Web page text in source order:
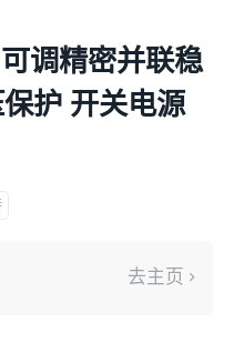
调精密并联稳
护 开关电源
去主页